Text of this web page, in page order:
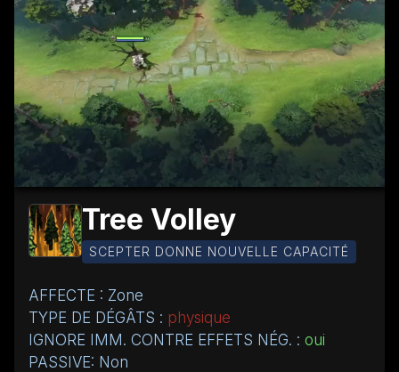
Tree Volley
SCEPTER DONNE NOUVELLE CAPACITÉ
AFFECTE : Zone
TYPE DE DÉGÂTS : physique
IGNORE IMM. CONTRE EFFETS NÉG. : oui
PASSIVE: Non